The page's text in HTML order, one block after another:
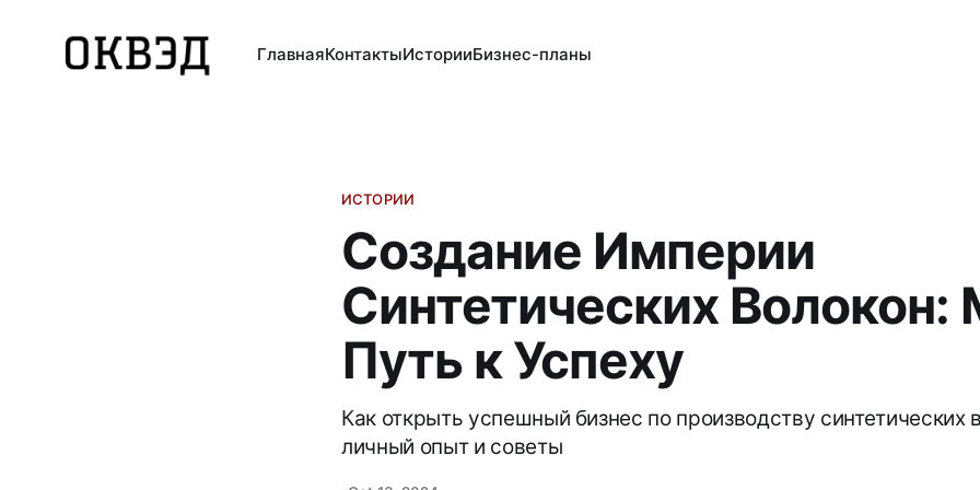
ГлавнаяКонтактыИсторииБизнес-планы
ИСТОРИИ
Создание Империи
Синтетических Волокон:
Путь к Успеху
Как открыть успешный бизнес по производству синтетических
личный опыт и советы